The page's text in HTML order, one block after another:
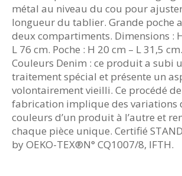
métal au niveau du cou pour
longueur du tablier. Grande poche
deux compartiments. Dimensions :
L 76 cm. Poche : H 20 cm – L 31,5 cm.
Couleurs Denim : ce produit a subi
traitement spécial et présente un
volontairement vieilli. Ce procédé de
fabrication implique des variations
couleurs d’un produit à l’autre et
chaque pièce unique. Certifié
by OEKO-TEX®N° CQ1007/8, IFTH.